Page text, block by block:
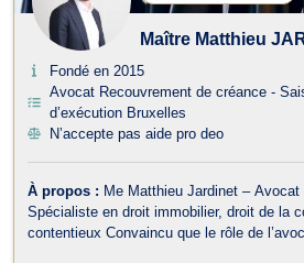
Maître Matthieu
Fondé en 2015
Avocat Recouvrement de créance -
d’exécution Bruxelles
N’accepte pas aide pro deo
À propos : Me Matthieu Jardinet –
Spécialiste en droit immobilier, droit de la
contentieux Convaincu que le rôle de